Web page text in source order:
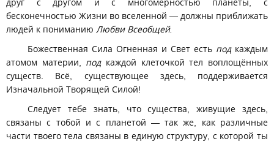
друг с другом и с многомерностью планеты, с
бесконечностью Жизни во вселенной — должны приближать
людей к пониманию Любви Всеобщей.
Божественная Сила Огненная и Свет есть подкаждым
атомом материи, подкаждой клеточкой тел воплощённых
существ. Всё, существующее здесь, поддерживается
Изначальной Творящей Силой!
Следует тебе знать, что существа, живущие здесь,
связаны с тобой и с планетой — так же, как различные
части твоего тела связаны в единую структуру, с которой ты